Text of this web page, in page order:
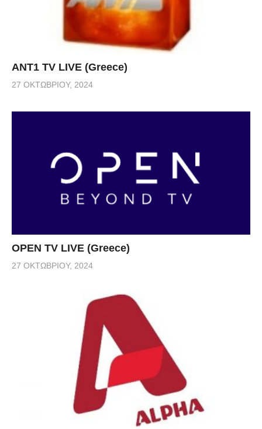
ANT1 TV LIVE (Greece)
27 ΟΚΤΩΒΡΊΟΥ, 2024
OPEN TV LIVE (Greece)
27 ΟΚΤΩΒΡΊΟΥ, 2024